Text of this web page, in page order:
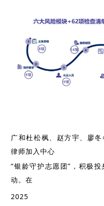
广和杜松枫、赵方宇、廖
律师加入中心
“银龄守护志愿团”，积极
动。在
2025